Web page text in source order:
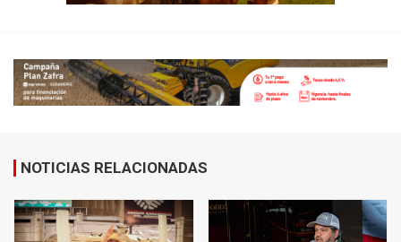
NOTICIAS RELACIONADAS